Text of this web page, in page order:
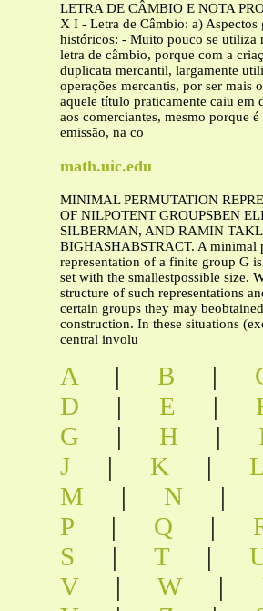
LETRA DE CÂMBIO E NOTA
X I - Letra de Câmbio: a) Aspectos
históricos: - Muito pouco se utiliza
letra de câmbio, porque com a
duplicata mercantil, largamente
operações mercantis, por ser mais
aquele título praticamente caiu em
aos comerciantes, mesmo porque
emissão, na co
math.uic.edu
MINIMAL PERMUTATION
OF NILPOTENT GROUPSBEN
SILBERMAN, AND RAMIN
BIGHASHABSTRACT. A minimal
representation of a finite group G
set with the smallestpossible size.
structure of such representations
certain groups they may
construction. In these situations
central involu
A | B |
D
| E |
G
| H |
J
| K |
M
| N |
P
| Q |
S
| T |
V
| W |